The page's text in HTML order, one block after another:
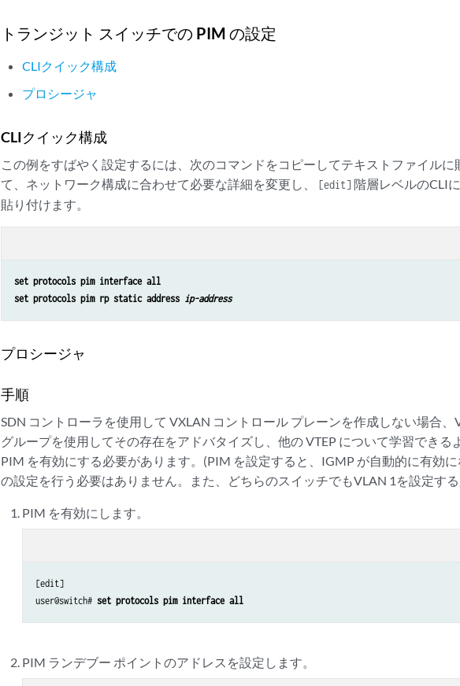
トランジット スイッチでの PIM の設定
CLIクイック構成
プロシージャ
CLIクイック構成
この例をすばやく設定するには、次のコマンドをコピーしてテキストファイルに
て、ネットワーク構成に合わせて必要な詳細を変更し、
[edit] 階層レベルのCLI
貼り付けます。
set protocols pim interface all
set protocols pim rp static address ip-address
プロシージャ
手順
SDN コントローラを使用して VXLAN コントロール プレーンを作成しない場合、
グループを使用してその存在をアドバタイズし、他の VTEP について学習できる
PIM を有効にする必要があります。(PIM を設定すると、IGMP が自動的に有効
の設定を行う必要はありません。また、どちらのスイッチでもVLAN 1を設定する
PIM を有効にします。
[edit]
user@switch# set protocols pim interface all
PIM ランデブー ポイントのアドレスを設定します。